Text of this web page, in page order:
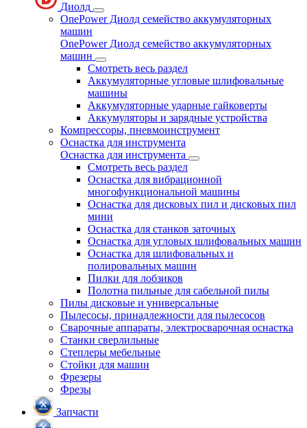
Диолд
OnePower Диолд семейство аккумуляторных
машин
OnePower Диолд семейство аккумуляторных
машин
Смотреть весь раздел
Аккумуляторные угловые шлифовальные
машины
Аккумуляторные ударные гайковерты
Аккумуляторы и зарядные устройства
Компрессоры, пневмоинструмент
Оснастка для инструмента
Оснастка для инструмента
Смотреть весь раздел
Оснастка для вибрационной
многофункциональной машины
Оснастка для дисковых пил и дисковых пил
мини
Оснастка для станков заточных
Оснастка для угловых шлифовальных машин
Оснастка для шлифовальных и
полировальных машин
Пилки для лобзиков
Полотна пильные для сабельной пилы
Пилы дисковые и универсальные
Пылесосы, принадлежности для пылесосов
Сварочные аппараты, электросварочная оснастка
Станки сверлильные
Степлеры мебельные
Стойки для машин
Фрезеры
Фрезы
Запчасти